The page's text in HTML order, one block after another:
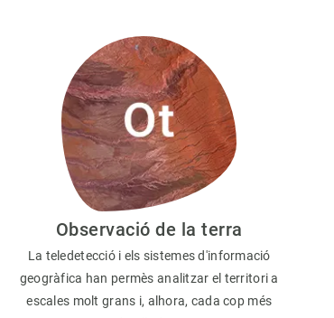
Observació de la terra
La teledetecció i els sistemes d'informació
geogràfica han permès analitzar el territori a
escales molt grans i, alhora, cada cop més